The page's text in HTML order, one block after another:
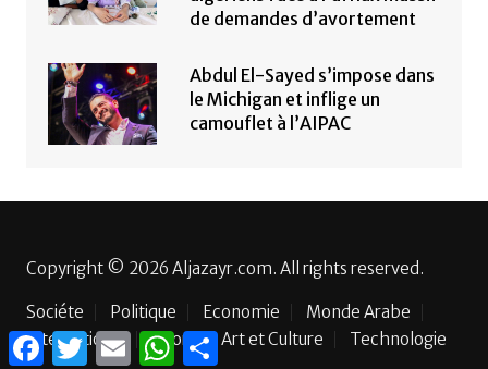
de demandes d’avortement
Abdul El-Sayed s’impose dans
le Michigan et inflige un
camouflet à l’AIPAC
Copyright © 2026 Aljazayr.com. All rights reserved.
Sociéte Politique Economie
Monde Arabe
International
Sport Art et Culture Technologie
F
T
w
E
m
W
h
P